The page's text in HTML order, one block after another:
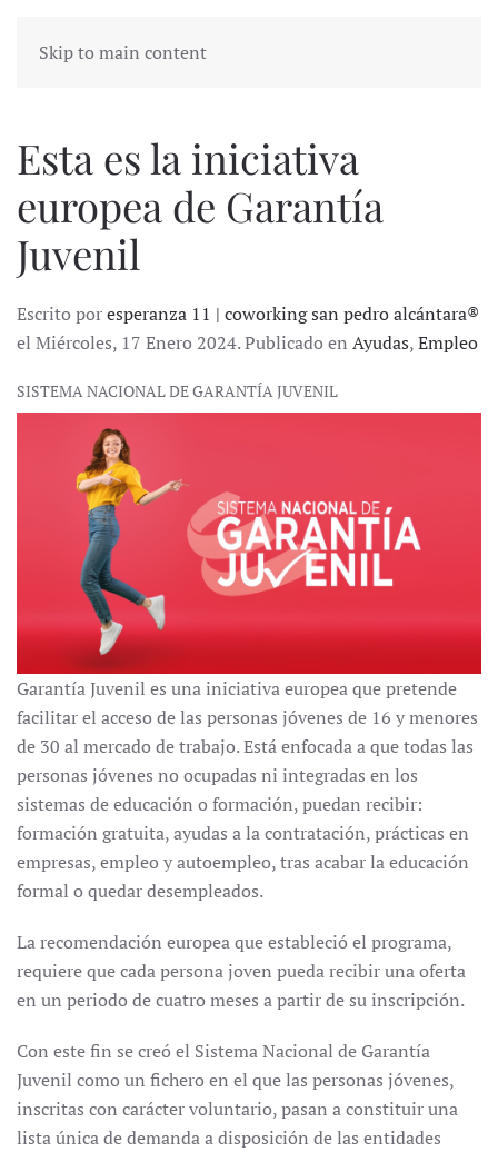
Skip to main content
Esta es la iniciativa
europea de Garantía
Juvenil
Escrito poresperanza 11 | coworking san pedro alcántara®
el Miércoles, 17 Enero 2024. Publicado en Ayudas,Empleo
SISTEMA NACIONAL DE GARANTÍA JUVENIL
Garantía Juvenil es una iniciativa europea que pretende
facilitar el acceso de las personas jóvenes de 16 y menores
de 30 al mercado de trabajo. Está enfocada a que todas las
personas jóvenes no ocupadas ni integradas en los
sistemas de educación o formación, puedan recibir:
formación gratuita, ayudas a la contratación, prácticas en
empresas, empleo y autoempleo, tras acabar la educación
formal o quedar desempleados.
La recomendación europea que estableció el programa,
requiere que cada persona joven pueda recibir una oferta
en un periodo de cuatro meses a partir de su inscripción.
Con este fin se creó el Sistema Nacional de Garantía
Juvenil como un fichero en el que las personas jóvenes,
inscritas con carácter voluntario, pasan a constituir una
lista única de demanda a disposición de las entidades